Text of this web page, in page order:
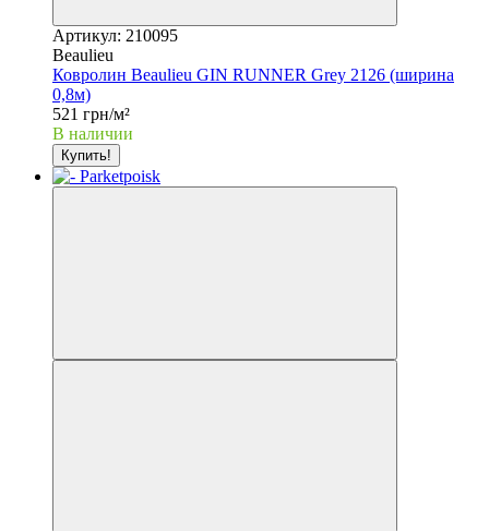
Артикул: 210095
Beaulieu
Ковролин Beaulieu GIN RUNNER Grey 2126 (ширина
0,8м)
521 грн/м²
В наличии
Купить!